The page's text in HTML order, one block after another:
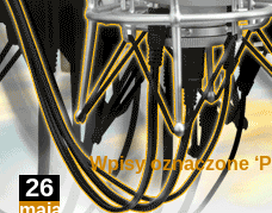
Wpisy oznaczone
26